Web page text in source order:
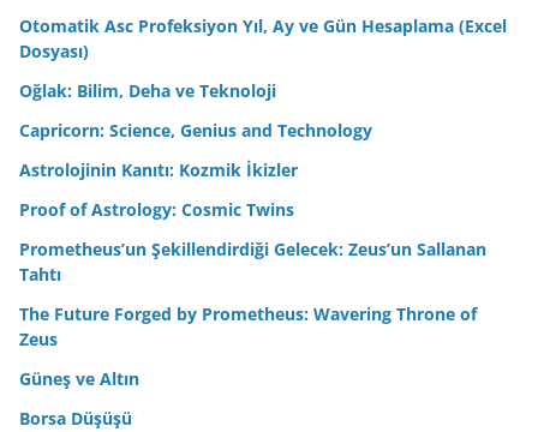
Otomatik Asc Profeksiyon Yıl, Ay ve Gün Hesaplama (Excel
Dosyası)
Oğlak: Bilim, Deha ve Teknoloji
Capricorn: Science, Genius and Technology
Astrolojinin Kanıtı: Kozmik İkizler
Proof of Astrology: Cosmic Twins
Prometheus’un Şekillendirdiği Gelecek: Zeus’un Sallanan
Tahtı
The Future Forged by Prometheus: Wavering Throne of
Zeus
Güneş ve Altın
Borsa Düşüşü